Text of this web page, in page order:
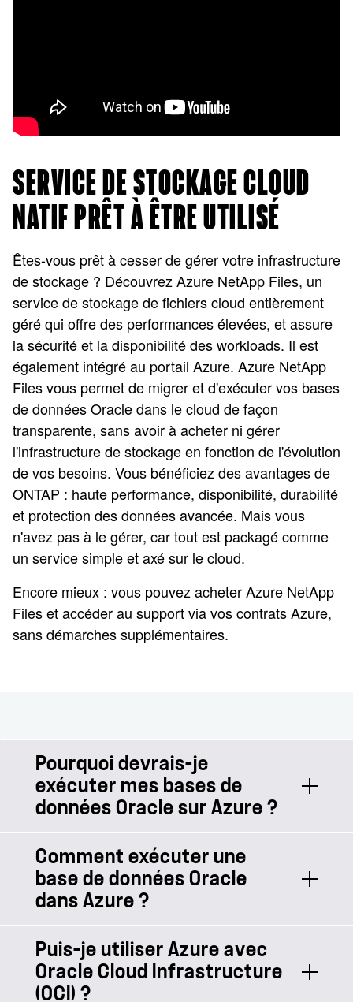
SERVICE DE STOCKAGE CLOUD
NATIF PRÊT À ÊTRE UTILISÉ
Êtes-vous prêt à cesser de gérer votre infrastructure
de stockage ? Découvrez Azure NetApp Files, un
service de stockage de fichiers cloud entièrement
géré qui offre des performances élevées, et assure
la sécurité et la disponibilité des workloads. Il est
également intégré au portail Azure. Azure NetApp
Files vous permet de migrer et d'exécuter vos bases
de données Oracle dans le cloud de façon
transparente, sans avoir à acheter ni gérer
l'infrastructure de stockage en fonction de l'évolution
de vos besoins. Vous bénéficiez des avantages de
ONTAP : haute performance, disponibilité, durabilité
et protection des données avancée. Mais vous
n'avez pas à le gérer, car tout est packagé comme
un service simple et axé sur le cloud.
Encore mieux : vous pouvez acheter Azure NetApp
Files et accéder au support via vos contrats Azure,
sans démarches supplémentaires.
Pourquoi devrais-je
exécuter mes bases de
données Oracle sur Azure ?
Avec l'hébergement d'Oracle sur
Azure, vos bases de données
bénéficient du support d'Oracle et de
Microsoft Azure. Vous aurez accès à la
haute disponibilité, à une reprise
d'activité rapide et à des sauvegardes
accélérées.
Comment exécuter une
base de données Oracle
dans Azure ?
La création d'une base de données
Azure Oracle est relativement simple.
La méthode de déploiement la plus
Puis-je utiliser Azure avec
Oracle Cloud Infrastructure
(OCI) ?